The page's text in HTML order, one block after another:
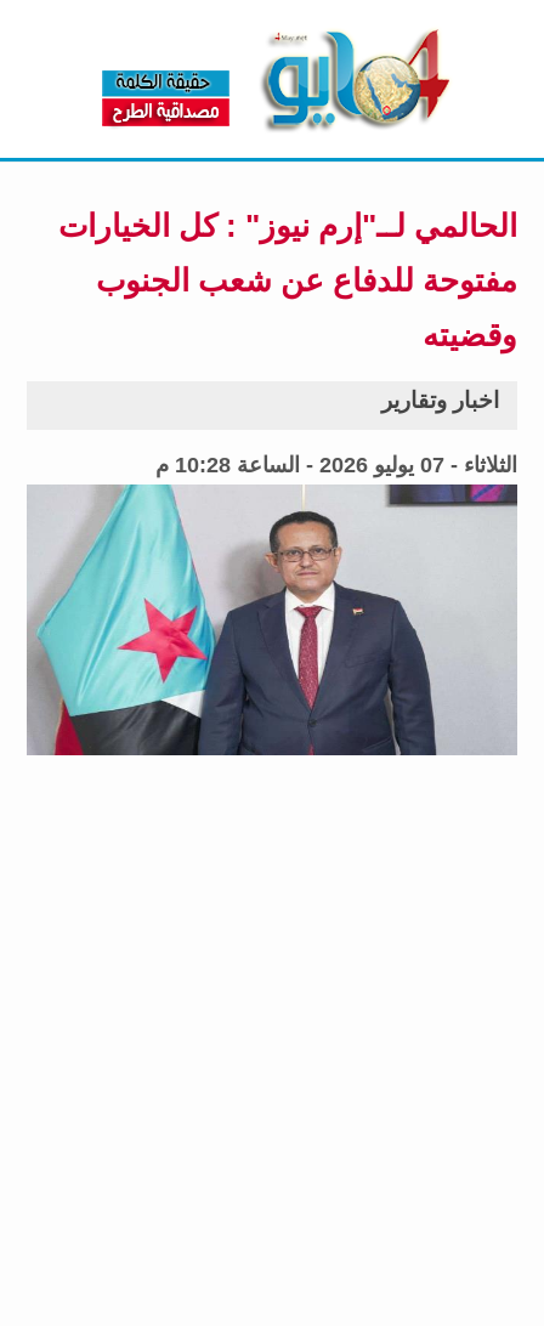
الحالمي لــ"إرم نيوز" : كل الخيارات
مفتوحة للدفاع عن شعب الجنوب
وقضيته
اخبار وتقارير
الثلاثاء - 07 يوليو 2026 - الساعة 10:28 م